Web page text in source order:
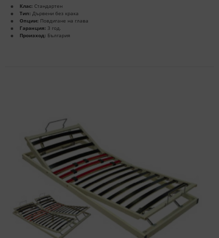
Клас: Стандартен
Тип: Дървени без крака
Опции: Повдигане на глава
Гаранция: 3 год.
Произход: България